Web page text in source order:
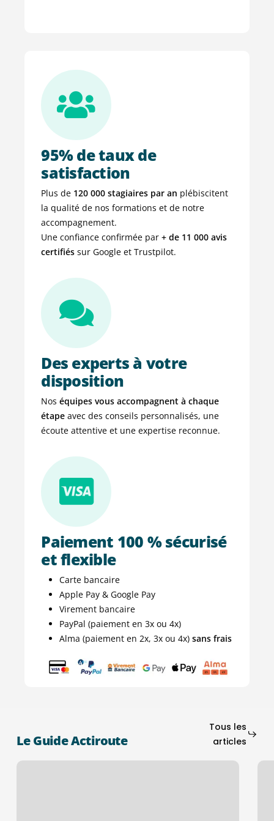
95% de taux de
satisfaction
Plus de 120 000 stagiaires par an plébiscitent
la qualité de nos formations et de notre
accompagnement.
Une confiance confirmée par+ de 11 000 avis
certifiés sur Google et Trustpilot.
Des experts à votre
disposition
Noséquipes vous accompagnent à chaque
étape avec des conseils personnalisés, une
écoute attentive et une expertise reconnue.
Paiement 100 % sécurisé
et flexible
Carte bancaire
Apple Pay & Google Pay
Virement bancaire
PayPal (paiement en 3x ou 4x)
Alma (paiement en 2x, 3x ou 4x)sans frais
Le Guide Actiroute
Tous les
articles
Contrôle